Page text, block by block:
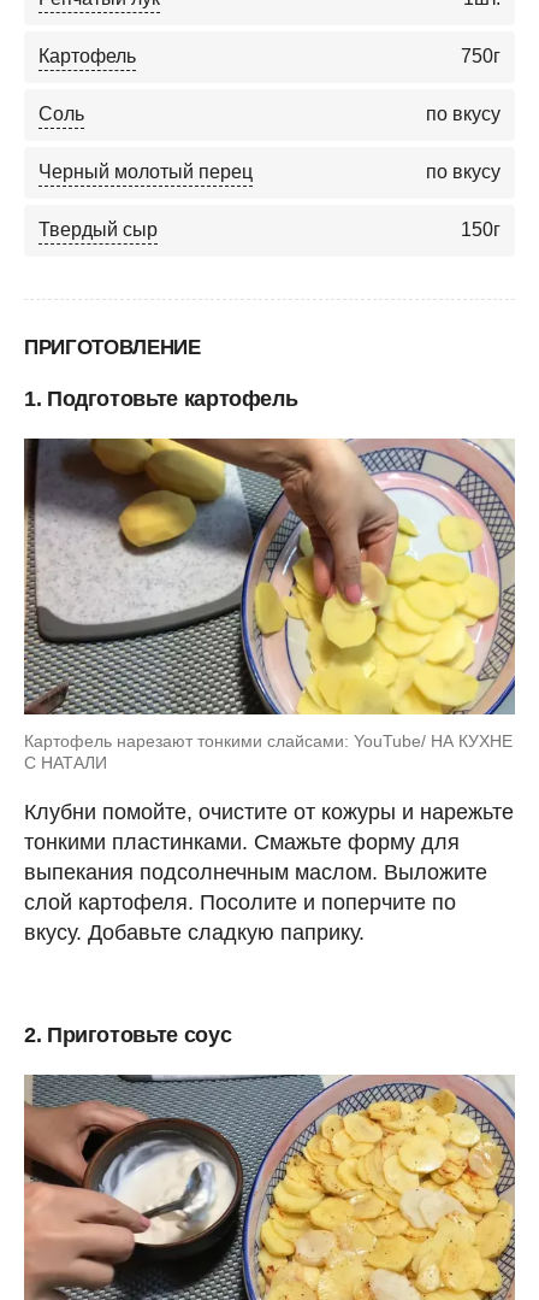
Картофель 750г
Соль по вкусу
Черный молотый перец по вкусу
Твердый сыр 150г
ПРИГОТОВЛЕНИЕ
1. Подготовьте картофель
Картофель нарезают тонкими слайсами: YouTube/ НА КУХНЕ
С НАТАЛИ
Клубни помойте, очистите от кожуры и нарежьте
тонкими пластинками. Смажьте форму для
выпекания подсолнечным маслом. Выложите
слой картофеля. Посолите и поперчите по
вкусу. Добавьте сладкую паприку.
2. Приготовьте соус